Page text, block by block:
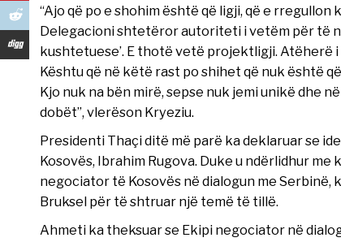
“Ajo që po e shohim është që ligji, që e
Delegacioni shtetëror autoriteti i vetëm për të
kushtetuese’. E thotë vetë projektligji.
Kështu që në këtë rast po shihet që nuk është
Kjo nuk na bën mirë, sepse nuk jemi unikë dhe
dobët”, vlerëson Kryeziu.
Presidenti Thaçi ditë më parë ka deklaruar se
Kosovës, Ibrahim Rugova. Duke u ndërlidhur
negociator të Kosovës në dialogun me
Bruksel për të shtruar një temë të tillë.
Ahmeti ka theksuar se Ekipi negociator në